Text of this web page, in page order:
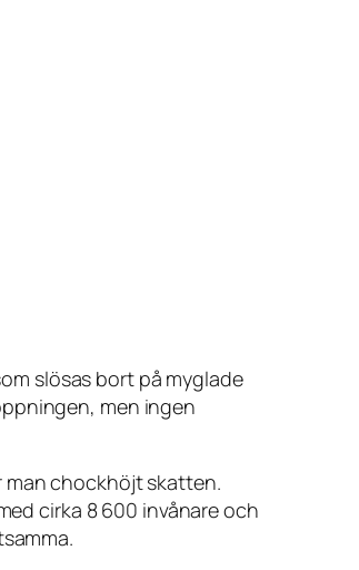
slösas bort på myglade
men ingen
man chockhöjt skatten.
cirka 8 600 invånare och